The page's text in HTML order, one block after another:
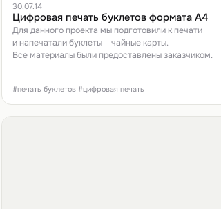
30.07.14
Цифровая печать буклетов формата А4
Для данного проекта мы подготовили к печати
и напечатали буклеты – чайные карты.
Все материалы были предоставлены заказчиком.
#печать буклетов #цифровая печать